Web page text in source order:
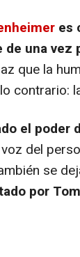
es
una vez
que la
contrario:
el poder
del
se
por